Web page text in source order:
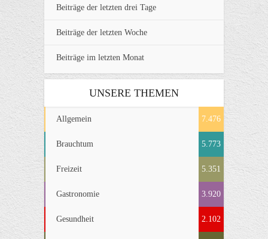
Beiträge der letzten drei Tage
Beiträge der letzten Woche
Beiträge im letzten Monat
UNSERE THEMEN
Allgemein 7.476
Brauchtum 5.773
Freizeit 5.351
Gastronomie 3.920
Gesundheit 2.102